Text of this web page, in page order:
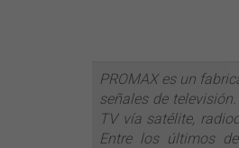
PROMAX es un
señales de
TV vía satélite,
Entre los últimos